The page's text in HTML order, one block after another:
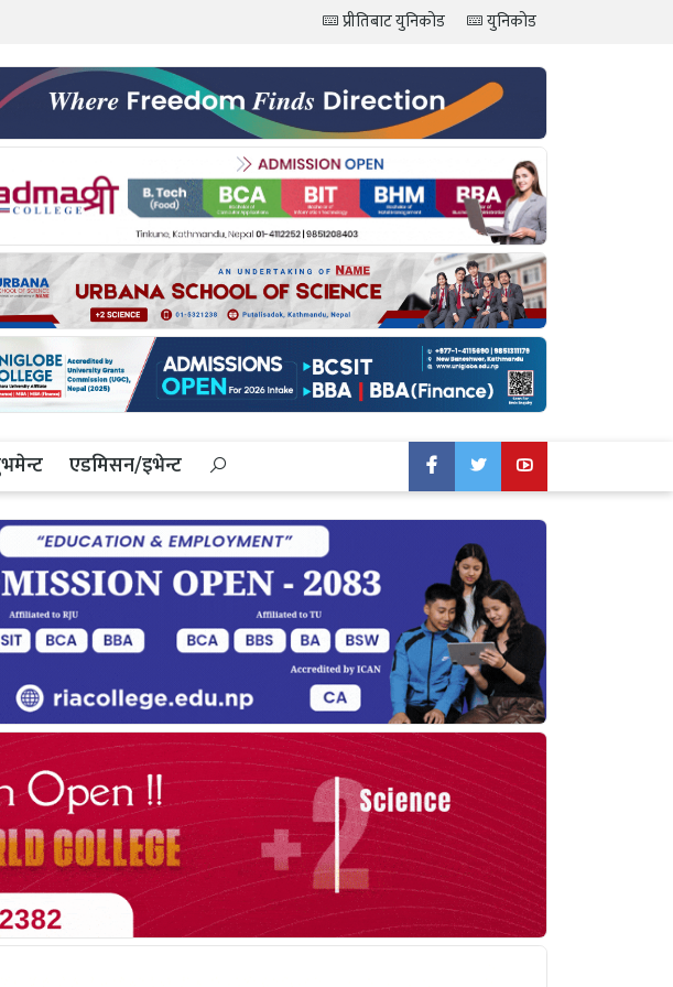
प्रीतिबाट युनिकोड युनिकोड
एडमिसन/इभेन्ट